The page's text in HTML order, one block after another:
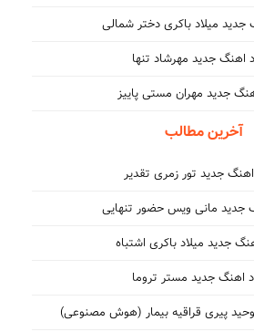
جدید میلاد باکری دختر شمالی
اهنگ جدید مهرشاد تنها
جدید مهران مستی پاییز
آخرین مطالب
اهنگ جدید تور زمری تقدیر
جدید مانی ویس حضور تنهایی
جدید میلاد باکری اشتباه
اهنگ جدید مستر تروما
پیری قراقیه بیمار (هوش مصنوعی)